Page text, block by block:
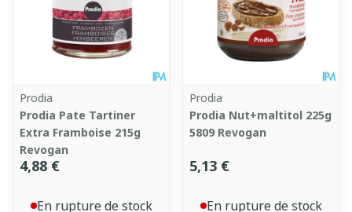
Prodia
Prodia Pate Tartiner
Extra Framboise 215g
Revogan
4,88 €
En rupture de stock
Prodia
Prodia Nut+maltitol 225g
5809 Revogan
5,13 €
En rupture de stock